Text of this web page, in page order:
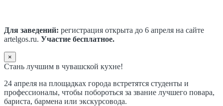
Для заведений: регистрация открыта до 6 апреля на сайте
artelgos.ru. Участие бесплатное.
×
Стань лучшим в чувашской кухне!
24 апреля на площадках города встретятся студенты и
профессионалы, чтобы побороться за звание лучшего повара,
бариста, бармена или экскурсовода.